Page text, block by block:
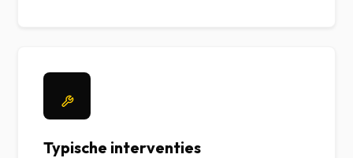
Typische interventies